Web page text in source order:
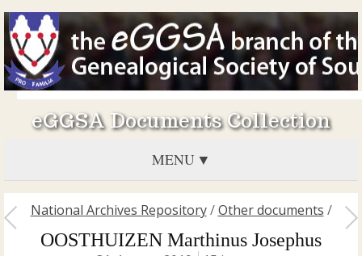
eGGSA Documents Collection
MENU
National Archives Repository/Other documents /
OOSTHUIZEN Marthinus Josephus